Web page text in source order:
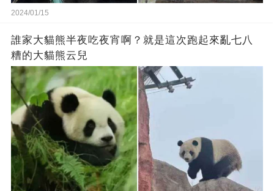
2024/01/15
誰家大貓熊半夜吃夜宵啊？就是這次跑起來亂七八
糟的大貓熊云兒